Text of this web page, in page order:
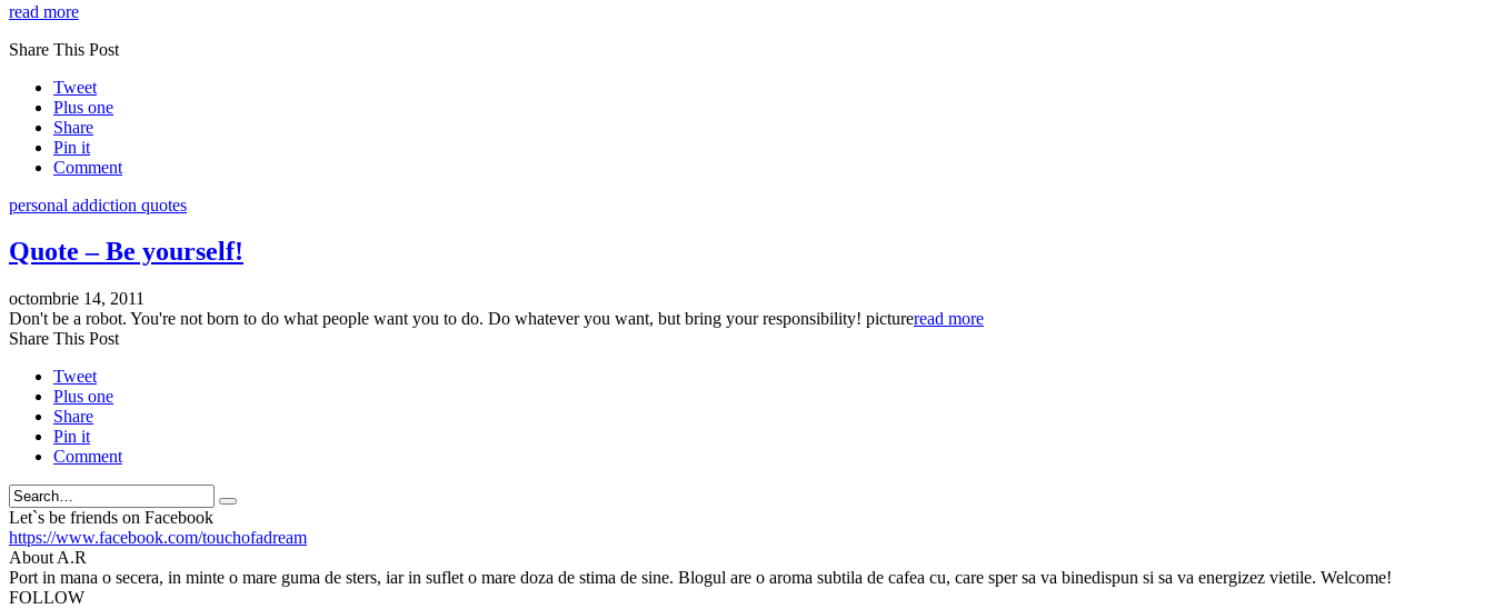
read more
Share This Post
Tweet
Plus one
Share
Pin it
Comment
personal addiction quotes
Quote – Be yourself!
octombrie 14, 2011
Don't be a robot. You're not born to do what people want you to do. Do whatever you want, but bring your responsibility! pictureread more
Share This Post
Tweet
Plus one
Share
Pin it
Comment
Search
Let`s be friends on Facebook
https://www.facebook.com/touchofadream
About A.R
Port in mana o secera, in minte o mare guma de sters, iar in suflet o mare doza de stima de sine. Blogul are o aroma subtila de cafea cu, care sper sa va binedispun si sa va energizez vietile. Welcome!
FOLLOW